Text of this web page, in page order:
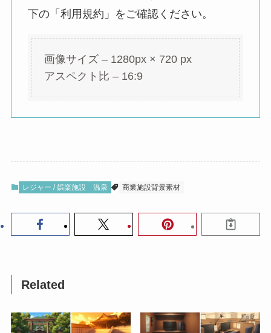
下の「利用規約」をご確認ください。
画像サイズ – 1280px × 720 px
アスペクト比 – 16:9
レジャー / 娯楽施設 温泉 商業施設背景素材
Related